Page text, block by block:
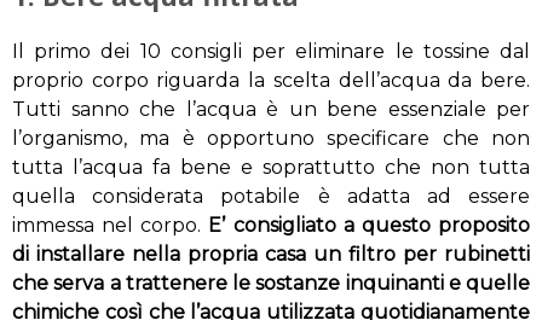
Il primo dei 10 consigli per eliminare le tossine dal
proprio corpo riguarda la scelta dell’acqua da bere.
Tutti sanno che l’acqua è un bene essenziale per
l’organismo, ma è opportuno specificare che non
tutta l’acqua fa bene e soprattutto che non tutta
quella considerata potabile è adatta ad essere
immessa nel corpo. E’ consigliato a questo proposito
di installare nella propria casa un filtro per rubinetti
che serva a trattenere le sostanze inquinanti e quelle
chimiche così che l’acqua utilizzata quotidianamente